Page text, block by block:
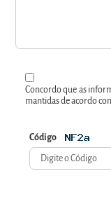
Concordo que as
mantidas de acordo
Código